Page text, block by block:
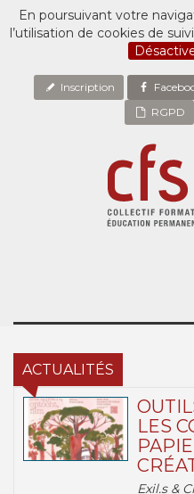
En poursuivant votre
l’utilisation de cookies de
Inscription
RGPD
ACTUALITÉS
LES
Exil.s &